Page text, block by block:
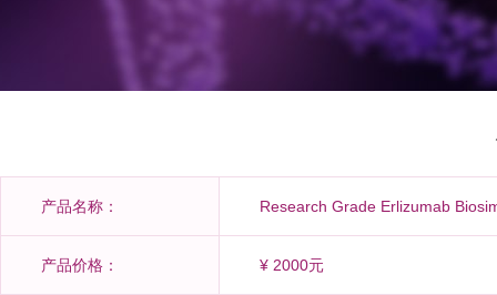
产品名称： Research Grade Erlizumab
产品价格： ¥ 2000元